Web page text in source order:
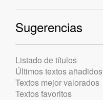
Sugerencias
Listado de títulos
Últimos textos añadidos
Textos mejor valorados
Textos favoritos